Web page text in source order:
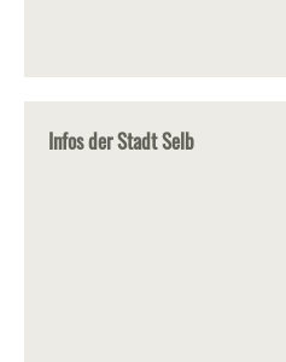
Infos der Stadt Selb